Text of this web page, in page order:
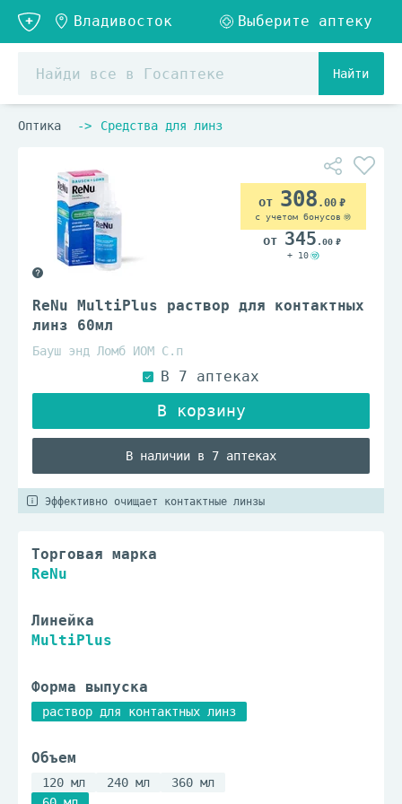
Найти
Оптика Средства для линз
ReNu MultiPlus раствор для контактных
линз 60мл
Бауш энд Ломб ИОМ С.п
В наличии в 7 аптеках
308 .00
с учетом бонусов
345 .00
+ 10
Эффективно очищает контактные линзы
Торговая марка
ReNu
Линейка
MultiPlus
Форма выпуска
раствор для контактных линз
Объем
120 мл 240 мл
360 мл